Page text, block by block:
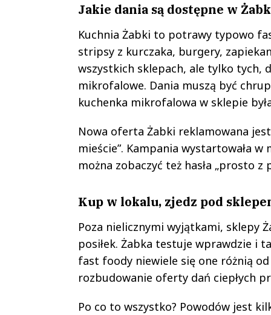
Jakie dania są dostępne w
Kuchnia Żabki to potrawy typowo
stripsy z kurczaka, burgery,
wszystkich sklepach, ale tylko tych,
mikrofalowe. Dania muszą być
kuchenka mikrofalowa w sklepie
Nowa oferta Żabki reklamowana
mieście”. Kampania wystartowała w
można zobaczyć też hasła „prosto z
Kup w lokalu, zjedz pod
Poza nielicznymi wyjątkami, sklepy
posiłek. Żabka testuje wprawdzie i
fast foody niewiele się one różnią
rozbudowanie oferty dań ciepłych
Po co to wszystko? Powodów jest